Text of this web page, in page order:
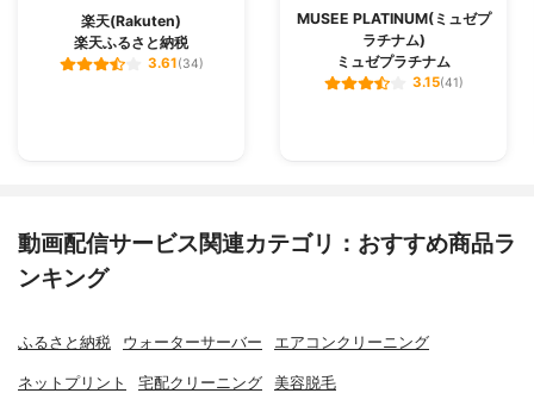
楽天(Rakuten)
楽天ふるさと納税
3.61(34)
MUSEE PLATINUM(ミュゼプ
ラチナム)
ミュゼプラチナム
3.15(41)
動画配信サービス関連カテゴリ：おすすめ商品ラ
ンキング
ふるさと納税 ウォーターサーバー エアコンクリーニング
ネットプリント 宅配クリーニング 美容脱毛